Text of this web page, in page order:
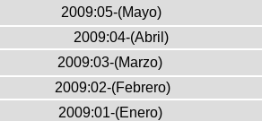
2009:05-(Mayo)
2009:04-(Abril)
2009:03-(Marzo)
2009:02-(Febrero)
2009:01-(Enero)